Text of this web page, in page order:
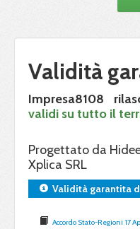
Validità
Impresa8108
validi su tutto il
Progettato da
Xplica SRL
Validità garantita
Accordo Stato-Regioni 17